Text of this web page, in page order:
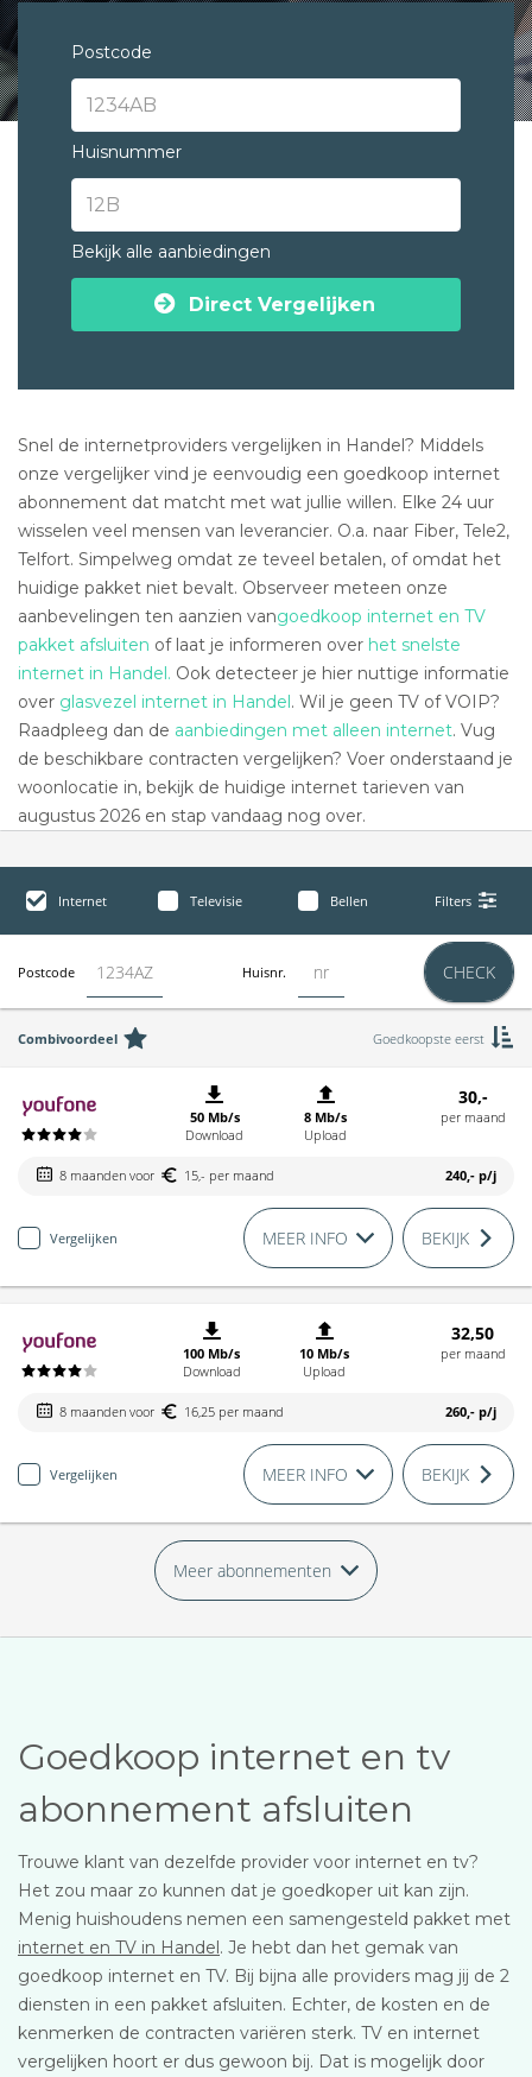
Postcode
Huisnummer
Bekijk alle aanbiedingen
Direct Vergelijken
Snel de internetproviders vergelijken in Handel? Middels
onze vergelijker vind je eenvoudig een goedkoop internet
abonnement dat matcht met wat jullie willen. Elke 24 uur
wisselen veel mensen van leverancier. O.a. naar Fiber, Tele2,
Telfort. Simpelweg omdat ze teveel betalen, of omdat het
huidige pakket niet bevalt. Observeer meteen onze
aanbevelingen ten aanzien vangoedkoop internet en TV
pakket afsluiten of laat je informeren over het snelste
internet in Handel. Ook detecteer je hier nuttige informatie
over glasvezel internet in Handel. Wil je geen TV of VOIP?
Raadpleeg dan de aanbiedingen met alleen internet. Vug
de beschikbare contracten vergelijken? Voer onderstaand je
woonlocatie in, bekijk de huidige internet tarieven van
augustus 2026 en stap vandaag nog over.
Internet Televisie Bellen Filters
Postcode Huisnr. CHECK
Combivoordeel Goedkoopste eerst
50 Mb/s
Download
8 Mb/s
Upload
30,-
per maand
8 maanden voor 15,- per maand 240,- p/j
Vergelijken MEER INFO BEKIJK
100 Mb/s
Download
10 Mb/s
Upload
32,50
per maand
8 maanden voor 16,25 per maand 260,- p/j
Vergelijken MEER INFO BEKIJK
Meer abonnementen
Goedkoop internet en tv
abonnement afsluiten
Trouwe klant van dezelfde provider voor internet en tv?
Het zou maar zo kunnen dat je goedkoper uit kan zijn.
Menig huishoudens nemen een samengesteld pakket met
internet en TV in Handel. Je hebt dan het gemak van
goedkoop internet en TV. Bij bijna alle providers mag jij de 2
diensten in een pakket afsluiten. Echter, de kosten en de
kenmerken de contracten variëren sterk. TV en internet
vergelijken hoort er dus gewoon bij. Dat is mogelijk door